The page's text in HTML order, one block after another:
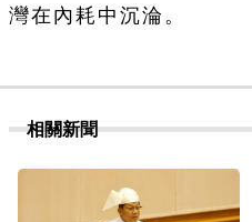
灣在內耗中沉淪。
相關新聞